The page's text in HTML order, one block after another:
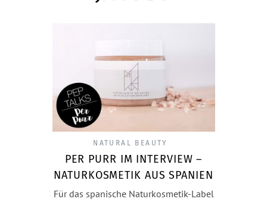
NATURAL BEAUTY
PER PURR IM INTERVIEW –
NATURKOSMETIK AUS SPANIEN
Für das spanische Naturkosmetik-Label